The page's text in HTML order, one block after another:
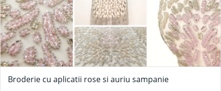
Broderie cu aplicatii rose si auriu sampanie